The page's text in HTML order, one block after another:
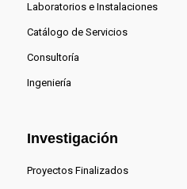
Laboratorios e Instalaciones
Catálogo de Servicios
Consultoría
Ingeniería
Investigación
Proyectos Finalizados